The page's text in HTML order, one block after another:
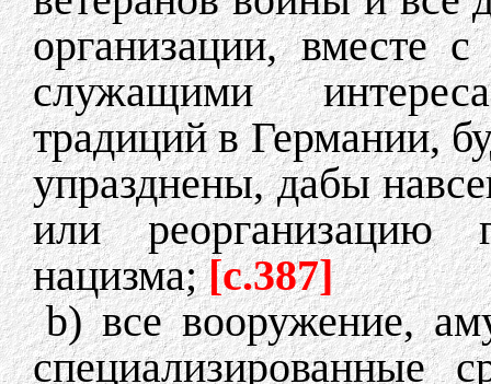
организации, вместе
служащими
традиций в Германии,
упразднены, дабы
или реорганизацию
нацизма;[c.387]
b) все вооружение,
специализированные